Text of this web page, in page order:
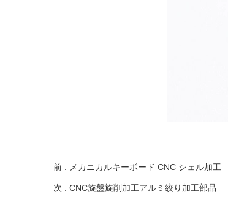
前 : メカニカルキーボード CNC シェル加工
次 : CNC旋盤旋削加工アルミ絞り加工部品